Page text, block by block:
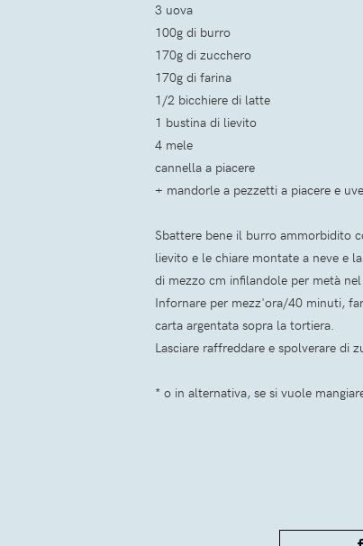
3 uova
100g di burro
170g di zucchero
170g di farina
1/2 bicchiere di latte
1 bustina di lievito
4 mele
cannella a piacere
+ mandorle a pezzetti a piacere e
Sbattere bene il burro ammorbidito
lievito e le chiare montate a neve e
di mezzo cm infilandole per metà
Infornare per mezz'ora/40 minuti,
carta argentata sopra la tortiera.
Lasciare raffreddare e spolverare di
* o in alternativa, se si vuole